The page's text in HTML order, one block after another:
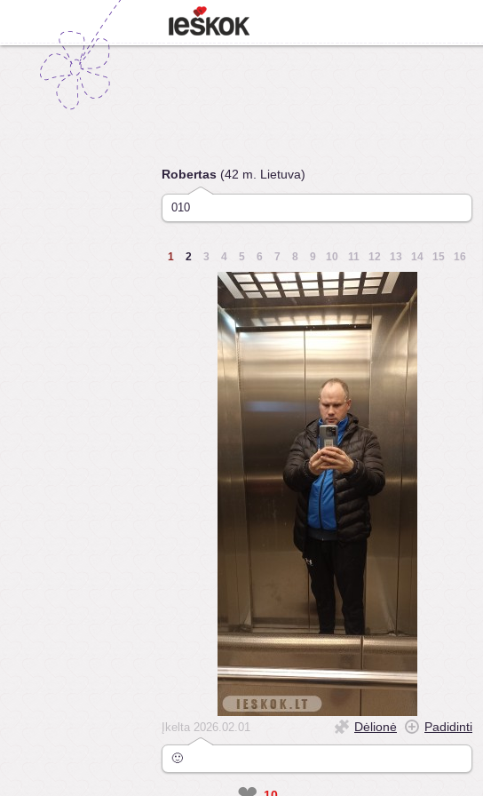
Robertas (42 m. Lietuva)
010
1 2 3 4 5 6 7 8 9 10 11 12 13 14 15 16
Įkelta 2026.02.01 Dėlionė Padidinti
🙂